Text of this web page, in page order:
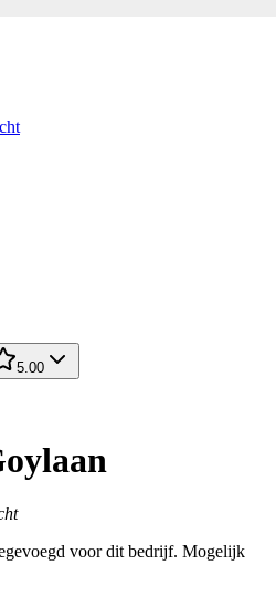
5.00
voor dit bedrijf. Mogelijk